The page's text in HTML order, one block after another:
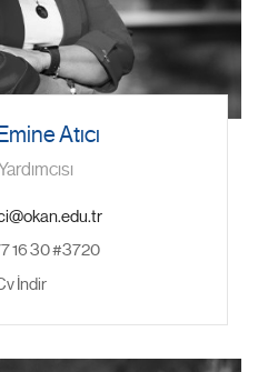
Atıcı
16 30 #3720
İndir